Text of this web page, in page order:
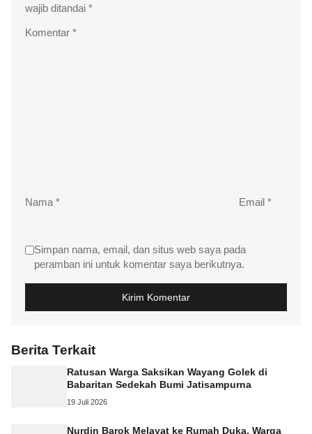
wajib ditandai *
Komentar *
Nama* Email *
Simpan nama, email, dan situs web saya pada
peramban ini untuk komentar saya berikutnya.
Berita Terkait
Ratusan Warga Saksikan Wayang Golek di
Babaritan Sedekah Bumi Jatisampurna
19 Juli 2026
Nurdin Barok Melayat ke Rumah Duka, Warga